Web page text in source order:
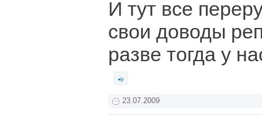
И тут все
свои доводы
разве тогда у
23.07.2009